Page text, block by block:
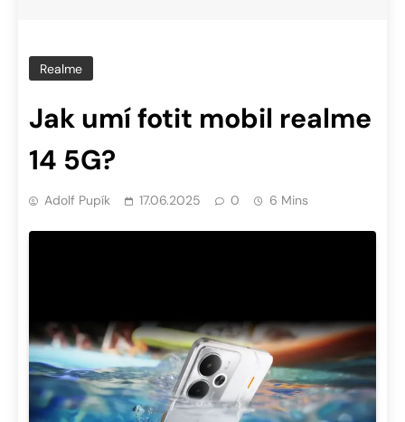
Realme
Jak umí fotit mobil realme
14 5G?
Adolf Pupík 17.06.2025 0 6 Mins